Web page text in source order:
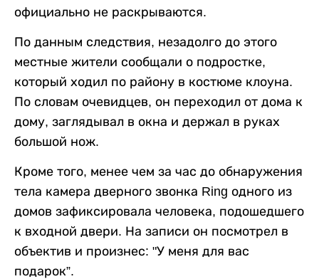
официально не раскрываются.
По данным следствия, незадолго до этого
местные жители сообщали о подростке,
который ходил по району в костюме клоуна.
По словам очевидцев, он переходил от дома к
дому, заглядывал в окна и держал в руках
большой нож.
Кроме того, менее чем за час до обнаружения
тела камера дверного звонка Ring одного из
домов зафиксировала человека, подошедшего
к входной двери. На записи он посмотрел в
объектив и произнес: "У меня для вас
подарок”.